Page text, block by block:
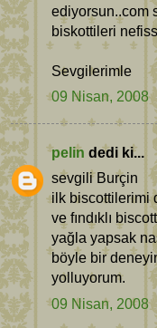
ediyorsun..com
biskottileri
Sevgilerimle
09 Nisan, 2008
pelin dedi ki...
sevgili Burçin
ilk biscottilerimi
ve fındıklı
yağla yapsak
böyle bir
yolluyorum.
09 Nisan, 2008